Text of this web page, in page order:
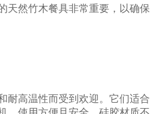
天然竹木餐具非常重要，以确保
耐高温性而受到欢迎。它们适合